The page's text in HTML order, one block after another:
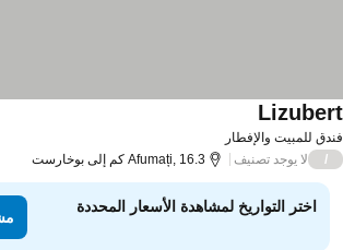
للمبيت والإفطار
لا يوجد تصنيف Afumați, 16.3 كم إلى بوخارست
اختر التواريخ لمشاهدة الأسعار المحددة